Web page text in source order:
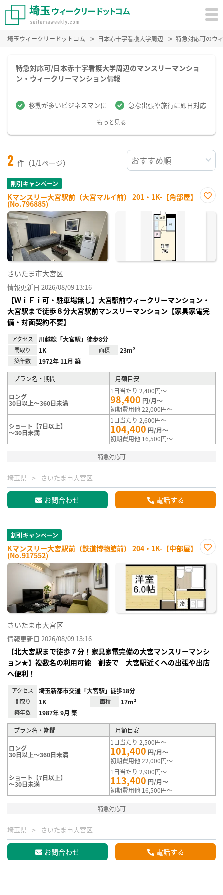
埼玉ウィークリードットコム 日本赤十字看護大学周辺 特急対応可のウ
特急対応可/日本赤十字看護大学周辺のマンスリーマンショ
ン・ウィークリーマンション情報
移動が多いビジネスマンに 急な出張や旅行に即日対応
もっと見る
2 件（1/1ページ）
割引キャンペーン
Kマンスリー大宮駅前（大宮マルイ前） 201・1K-【角部屋】
(No.796885)
に入
さいたま市大宮区
情報更新日 2026/08/09 13:16
【ＷｉＦｉ可・駐車場無し】大宮駅前ウィークリーマンション・
大宮駅まで徒歩８分大宮駅前マンスリーマンション【家具家電完
備・対面契約不要】
アクセス 川越線「大宮駅」徒歩8分
間取り 1K 面積 23m²
築年数 1972年 11月 築
プラン名・期間 月額目安
ロング
30日以上～360日未満
1日当たり 2,400円～
98,400 円/月～
初期費用他 22,000円～
ショート【7日以上】
～30日未満
1日当たり 2,600円～
104,400 円/月～
初期費用他 16,500円～
特急対応可
埼玉県 さいたま市大宮区
お問合わせ 電話する
割引キャンペーン
Kマンスリー大宮駅前（鉄道博物館前） 204・1K-【中部屋】
(No.917552)
に入
録
さいたま市大宮区
情報更新日 2026/08/09 13:16
【北大宮駅まで徒歩７分！家具家電完備の大宮マンスリーマンシ
ョン★】複数名の利用可能 割安で 大宮駅近くへの出張や出店
へ便利！
アクセス 埼玉新都市交通「大宮駅」徒歩18分
間取り 1K 面積 17m²
築年数 1987年 9月 築
プラン名・期間 月額目安
ロング
30日以上～360日未満
1日当たり 2,500円～
101,400 円/月～
初期費用他 22,000円～
ショート【7日以上】
～30日未満
1日当たり 2,900円～
113,400 円/月～
初期費用他 16,500円～
特急対応可
埼玉県 さいたま市大宮区
お問合わせ 電話する